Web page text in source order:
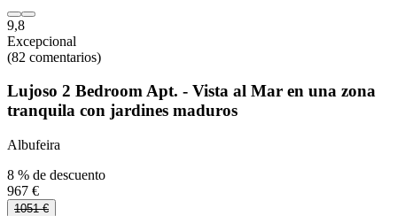
9,8
Excepcional
(82 comentarios)
Lujoso 2 Bedroom Apt. - Vista al Mar en una zona
tranquila con jardines maduros
Albufeira
8 % de descuento
967 €
1051 €